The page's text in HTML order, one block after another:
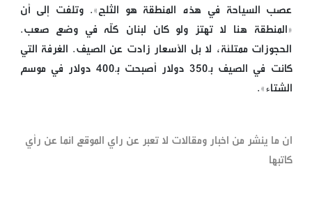
عصب السياحة في هذه المنطقة هو الثلج». وتلفت إلى أن
«المنطقة هنا لا تهتز ولو كان لبنان كلّه في وضع صعب.
الحجوزات ممتلئة، لا بل الأسعار زادت عن الصيف. الغرفة التي
كانت في الصيف بـ350 دولار أصبحت بـ400 دولار في موسم
الشتاء».
ان ما ينشر من اخبار ومقالات لا تعبر عن راي الموقع انما عن رأي
كاتبها